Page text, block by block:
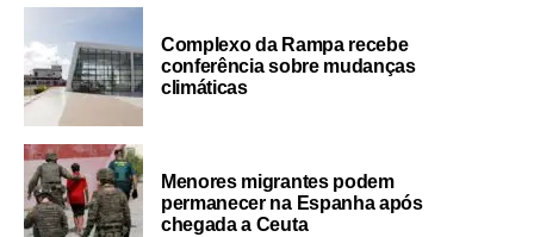
Complexo da Rampa recebe
conferência sobre mudanças
climáticas
Menores migrantes podem
permanecer na Espanha após
chegada a Ceuta